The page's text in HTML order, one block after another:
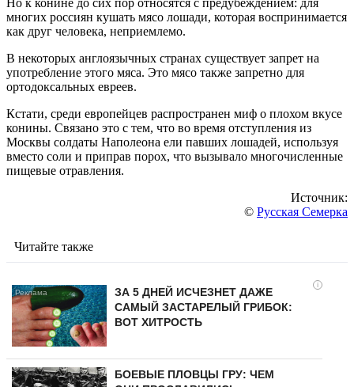
Но к конине до сих пор относятся с предубеждением: для
многих россиян кушать мясо лошади, которая воспринимается
как друг человека, неприемлемо.
В некоторых англоязычных странах существует запрет на
употребление этого мяса. Это мясо также запретно для
ортодоксальных евреев.
Кстати, среди европейцев распространен миф о плохом вкусе
конины. Связано это с тем, что во время отступления из
Москвы солдаты Наполеона ели павших лошадей, используя
вместо соли и приправ порох, что вызывало многочисленные
пищевые отравления.
Источник:
© Русская Семерка
Читайте также
i
ЗА 5 ДНЕЙ ИСЧЕЗНЕТ ДАЖЕ
САМЫЙ ЗАСТАРЕЛЫЙ ГРИБОК:
ВОТ ХИТРОСТЬ
БОЕВЫЕ ПЛОВЦЫ ГРУ: ЧЕМ